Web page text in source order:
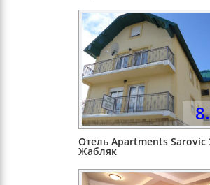
Отель Apartments Sarovic
Жабляк